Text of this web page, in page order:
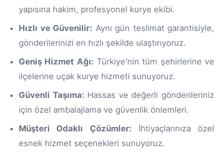
yapısına hakim, profesyonel kurye ekibi.
Hızlı ve Güvenilir: Aynı gün teslimat garantisiyle,
gönderilerinizi en hızlı şekilde ulaştırıyoruz.
Geniş Hizmet Ağı: Türkiye'nin tüm şehirlerine ve
ilçelerine uçak kurye hizmeti sunuyoruz.
Güvenli Taşıma: Hassas ve değerli gönderileriniz
için özel ambalajlama ve güvenlik önlemleri.
Müşteri Odaklı Çözümler: İhtiyaçlarınıza özel
esnek hizmet seçenekleri sunuyoruz.